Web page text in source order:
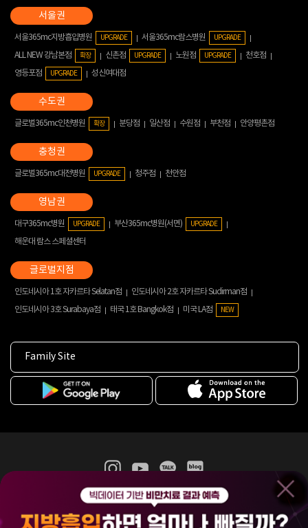
서울365mc지방흡입병원 UPGRADE 서울365mc람스병원 UPGRADE
ALL NEW 강남본점 확장 신촌점 UPGRADE 노원점 UPGRADE
천호점
영등포점
UPGRADE 성신여대점
글로벌365mc인천병원 확장 분당점 일산점 수원점 부천점 안양평촌점
글로벌365mc대전병원 UPGRADE 청주점 천안점
대구365mc병원 UPGRADE 부산365mc병원(서면) UPGRADE
해운대 람스 스페셜센터
인도네시아 1호 자카르타 Selatan점
인도네시아 2호 자카르타 Sudirman점
인도네시아 3호 Surabaya점
태국 1호 Bangkok점 미국 LA점 NEW
Family Site
365mc 병·의원 이용약관
홈페이지 이용약관
비급여진료수가